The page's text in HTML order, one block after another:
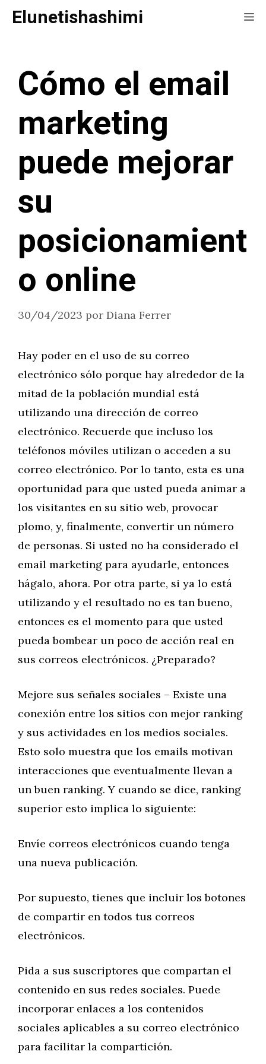
SaltarElunetishashimi
Cómo el email
marketing
puede mejorar
su
posicionamient
o online
30/04/2023 por Diana Ferrer
Hay poder en el uso de su correo
electrónico sólo porque hay alrededor de la
mitad de la población mundial está
utilizando una dirección de correo
electrónico. Recuerde que incluso los
teléfonos móviles utilizan o acceden a su
correo electrónico. Por lo tanto, esta es una
oportunidad para que usted pueda animar a
los visitantes en su sitio web, provocar
plomo, y, finalmente, convertir un número
de personas. Si usted no ha considerado el
email marketing para ayudarle, entonces
hágalo, ahora. Por otra parte, si ya lo está
utilizando y el resultado no es tan bueno,
entonces es el momento para que usted
pueda bombear un poco de acción real en
sus correos electrónicos. ¿Preparado?
Mejore sus señales sociales – Existe una
conexión entre los sitios con mejor ranking
y sus actividades en los medios sociales.
Esto solo muestra que los emails motivan
interacciones que eventualmente llevan a
un buen ranking. Y cuando se dice, ranking
superior esto implica lo siguiente:
Envíe correos electrónicos cuando tenga
una nueva publicación.
Por supuesto, tienes que incluir los botones
de compartir en todos tus correos
electrónicos.
Pida a sus suscriptores que compartan el
contenido en sus redes sociales. Puede
incorporar enlaces a los contenidos
sociales aplicables a su correo electrónico
para facilitar la compartición.